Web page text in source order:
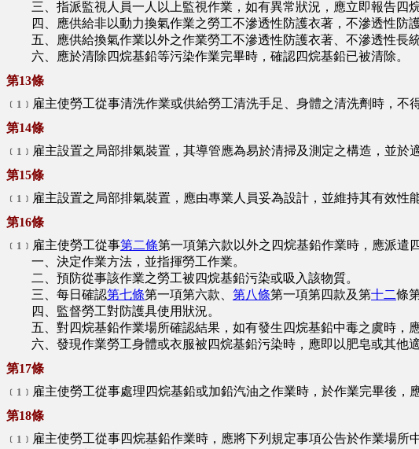
三、指派監視人員一人以上監視作業，如有異常狀況，應立即報告四烷
四、應供給非以動力換氣作業之勞工不滲透性防護衣著，不滲透性防
五、應供給換氣作業以外之作業勞工不滲透性防護衣著、不滲透性長
六、應於清除四烷基鉛等污染作業完畢時，確認四烷基鉛已被清除。
第13條
﹝1﹞ 雇主使勞工從事清洗作業或供給勞工清洗手足、身體之清洗劑時，不
第14條
﹝1﹞ 雇主設置之局部排氣裝置，其導管應為易於清掃及測定之構造，並於
第15條
﹝1﹞ 雇主設置之局部排氣裝置，應由專業人員妥為設計，並維持其有效性能
第16條
﹝1﹞ 雇主使勞工從事第二條第一項第六款以外之四烷基鉛作業時，應派遣
一、決定作業方法，並指揮勞工作業。
二、預防從事該作業之勞工被四烷基鉛污染或吸入該物質。
三、每日確認第七條第一項第六款、 第八條第一項第四款及第十二條
四、監督勞工對防護具使用狀況。
五、對四烷基鉛作業場所確認結果，如有發生四烷基鉛中毒之虞時，應
六、發現作業勞工身體或衣服被四烷基鉛污染時，應即以肥皂或其他適
第17條
﹝1﹞ 雇主使勞工從事處理四烷基鉛或加鉛汽油之作業時，於作業完畢後，
第18條
﹝1﹞ 雇主使勞工從事四烷基鉛作業時，應將下列規定事項公告於作業場所